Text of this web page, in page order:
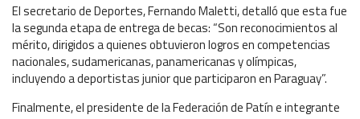
El secretario de Deportes, Fernando Maletti, detalló que esta fue
la segunda etapa de entrega de becas: “Son reconocimientos al
mérito, dirigidos a quienes obtuvieron logros en competencias
nacionales, sudamericanas, panamericanas y olímpicas,
incluyendo a deportistas junior que participaron en Paraguay”.
Finalmente, el presidente de la Federación de Patín e integrante